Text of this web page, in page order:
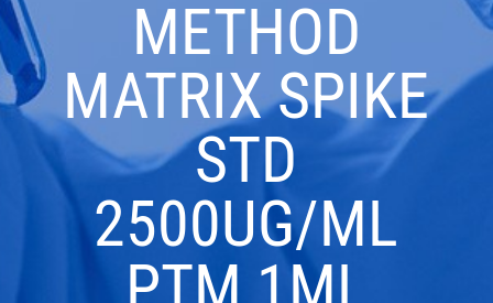
METHOD
MATRIX SPIKE
STD
2500UG/ML
PTM 1ML